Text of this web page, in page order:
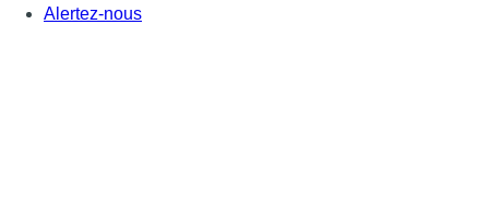
Alertez-nous